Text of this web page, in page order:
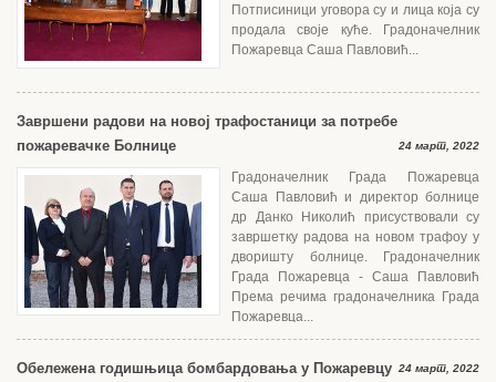
Потписиници уговора су и лица која су
продала своје куће. Градоначелник
Пожаревца Саша Павловић...
Завршени радови на новој трафостаници за потребе
пожаревачке Болнице
24 март, 2022
Градоначелник Града Пожаревца
Саша Павловић и директор болнице
др Данко Николић присуствовали су
завршетку радова на новом трафоу у
дворишту болнице. Градоначелник
Града Пожаревца - Саша Павловић
Према речима градоначелника Града
Пожаревца...
Обележена годишњица бомбардовања у Пожаревцу 24 март, 2022